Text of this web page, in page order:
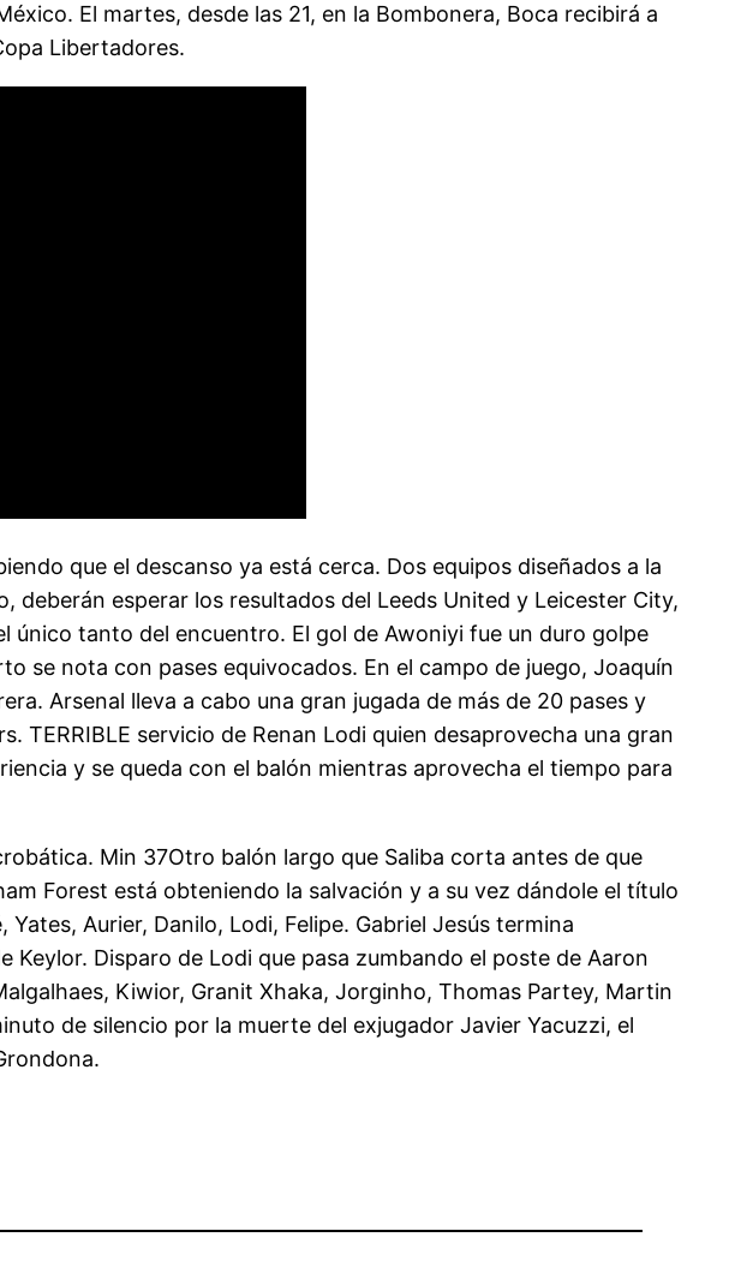
El martes, desde las 21, en la Bombonera, Boca recibirá a
Libertadores.
que el descanso ya está cerca. Dos equipos diseñados a la
esperar los resultados del Leeds United y Leicester City,
único tanto del encuentro. El gol de Awoniyi fue un duro golpe
se nota con pases equivocados. En el campo de juego, Joaquín
Arsenal lleva a cabo una gran jugada de más de 20 pases y
TERRIBLE servicio de Renan Lodi quien desaprovecha una gran
y se queda con el balón mientras aprovecha el tiempo para
Min 37Otro balón largo que Saliba corta antes de que
Forest está obteniendo la salvación y a su vez dándole el título
Aurier, Danilo, Lodi, Felipe. Gabriel Jesús termina
Disparo de Lodi que pasa zumbando el poste de Aaron
Kiwior, Granit Xhaka, Jorginho, Thomas Partey, Martin
de silencio por la muerte del exjugador Javier Yacuzzi, el